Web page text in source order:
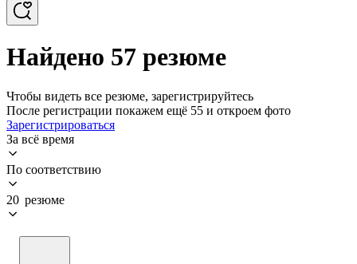
Найдено 57 резюме
Чтобы видеть все резюме, зарегистрируйтесь
После регистрации покажем ещё 55 и откроем фото
Зарегистрироваться
За всё время
По соответствию
20 резюме